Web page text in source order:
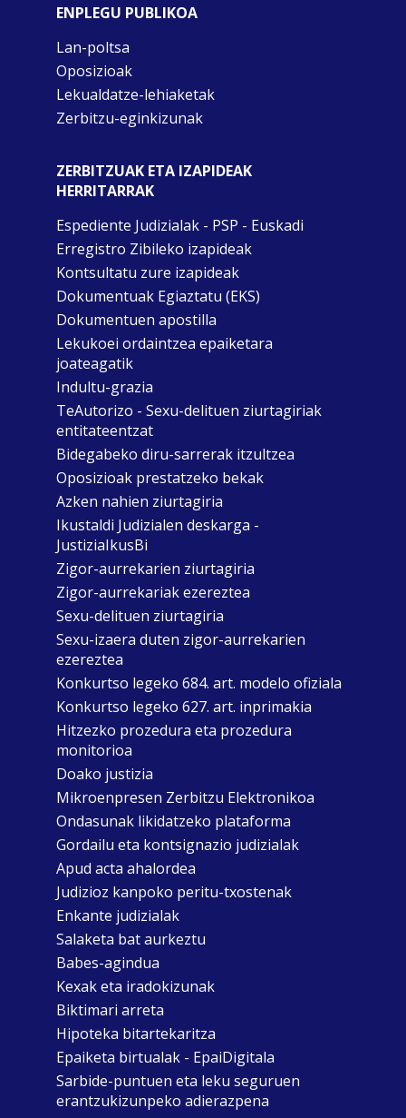
ENPLEGU PUBLIKOA
Lan-poltsa
Oposizioak
Lekualdatze-lehiaketak
Zerbitzu-eginkizunak
ZERBITZUAK ETA IZAPIDEAK
HERRITARRAK
Espediente Judizialak - PSP - Euskadi
Erregistro Zibileko izapideak
Kontsultatu zure izapideak
Dokumentuak Egiaztatu (EKS)
Dokumentuen apostilla
Lekukoei ordaintzea epaiketara
joateagatik
Indultu-grazia
TeAutorizo - Sexu-delituen ziurtagiriak
entitateentzat
Bidegabeko diru-sarrerak itzultzea
Oposizioak prestatzeko bekak
Azken nahien ziurtagiria
Ikustaldi Judizialen deskarga -
JustiziaIkusBi
Zigor-aurrekarien ziurtagiria
Zigor-aurrekariak ezereztea
Sexu-delituen ziurtagiria
Sexu-izaera duten zigor-aurrekarien
ezereztea
Konkurtso legeko 684. art. modelo ofiziala
Konkurtso legeko 627. art. inprimakia
Hitzezko prozedura eta prozedura
monitorioa
Doako justizia
Mikroenpresen Zerbitzu Elektronikoa
Ondasunak likidatzeko plataforma
Gordailu eta kontsignazio judizialak
Apud acta ahalordea
Judizioz kanpoko peritu-txostenak
Enkante judizialak
Salaketa bat aurkeztu
Babes-agindua
Kexak eta iradokizunak
Biktimari arreta
Hipoteka bitartekaritza
Epaiketa birtualak - EpaiDigitala
Sarbide-puntuen eta leku seguruen
erantzukizunpeko adierazpena